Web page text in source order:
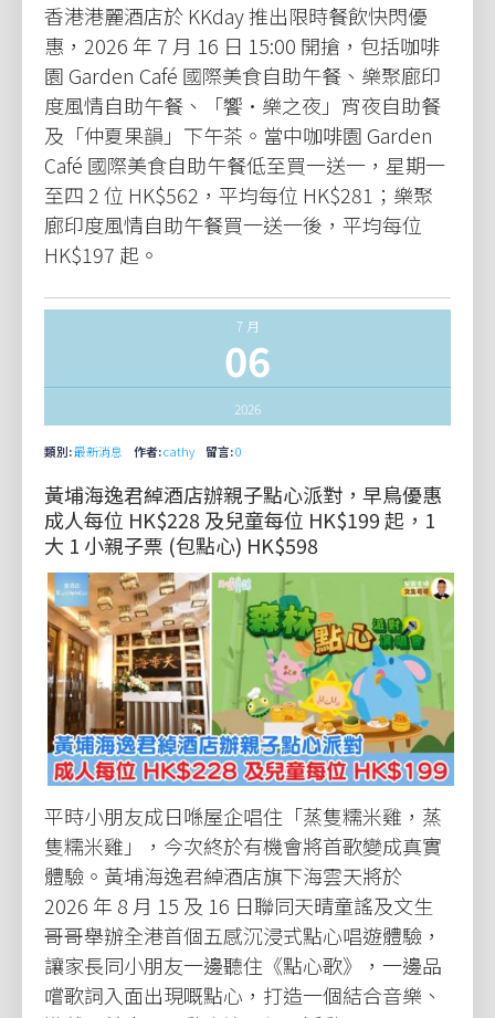
香港港麗酒店於 KKday 推出限時餐飲快閃優
惠，2026 年 7 月 16 日 15:00 開搶，包括咖啡
園 Garden Café 國際美食自助午餐、樂聚廊印
度風情自助午餐、「饗•樂之夜」宵夜自助餐
及「仲夏果韻」下午茶。當中咖啡園 Garden
Café 國際美食自助午餐低至買一送一，星期一
至四 2 位 HK$562，平均每位 HK$281；樂聚
廊印度風情自助午餐買一送一後，平均每位
HK$197 起。
7 月
06
2026
類別:最新消息 作者:cathy 留言:0
黃埔海逸君綽酒店辦親子點心派對，早鳥優惠
成人每位 HK$228 及兒童每位 HK$199 起，1
大 1 小親子票 (包點心) HK$598
平時小朋友成日喺屋企唱住「蒸隻糯米雞，蒸
隻糯米雞」，今次終於有機會將首歌變成真實
體驗。黃埔海逸君綽酒店旗下海雲天將於
2026 年 8 月 15 及 16 日聯同天晴童謠及文生
哥哥舉辦全港首個五感沉浸式點心唱遊體驗，
讓家長同小朋友一邊聽住《點心歌》，一邊品
嚐歌詞入面出現嘅點心，打造一個結合音樂、